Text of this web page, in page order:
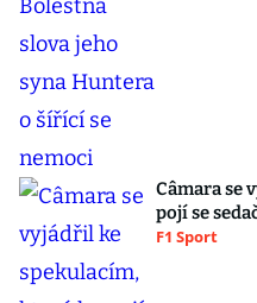
Câmara se
pojí se
F1 Sport